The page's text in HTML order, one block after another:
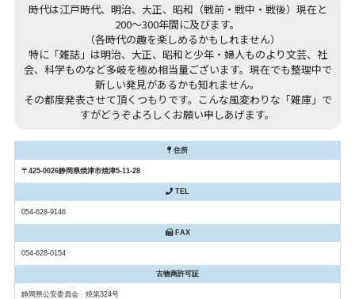
時代は江戸時代、明治、大正、昭和（戦前・戦中・戦後）現在と
200～300年間に及びます。
（各時代の趣を楽しめるかもしれません）
特に「雑誌」は明治、大正、昭和と少年・婦人ものより文芸、社
会、科学ものなど多岐を極め相当量ございます。現在でも整理中で
新しい発見があるかも知れません。
その都度発表させて頂くつもりです。こんな風変わりな「雑庫」で
すがどうぞよろしくお願い申しあげます。
住所
〒425-0026静岡県焼津市焼津5-11-28
TEL
054-628-9146
FAX
054-628-0154
古物商許可証
静岡県公安委員会 焼第324号